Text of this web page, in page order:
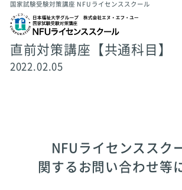
国家試験受験対策講座 NFUライセンススクール
直前対策講座【共通科目】
2022.02.05
NFUライセンススク
関するお問い合わせ等